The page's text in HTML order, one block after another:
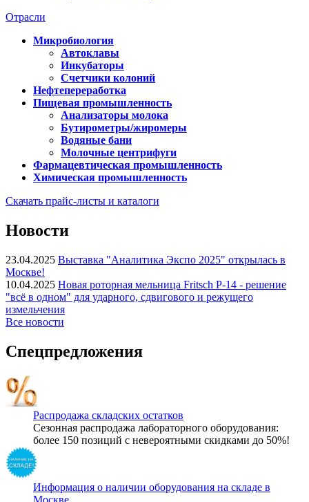
Отрасли
Микробиология
Автоклавы
Инкубаторы
Счетчики колоний
Нефтепереработка
Пищевая промышленность
Анализаторы молока
Бутирометры/жиромеры
Водяные бани
Молочные центрифуги
Фармацевтическая промышленность
Химическая промышленность
Скачать прайс-листы и каталоги
Новости
23.04.2025 Выставка "Аналитика Экспо 2025" открылась в
Москве!
10.04.2025 Новая роторная мельница Fritsch P-14 - решение
"всё в одном" для ударного, сдвигового и режущего
измельчения
Все новости
Спецпредложения
Распродажа складских остатков
Сезонная распродажа лабораторного оборудования:
более 150 позиций с невероятными скидками до 50%!
Информация о наличии оборудования на складе в
Москве